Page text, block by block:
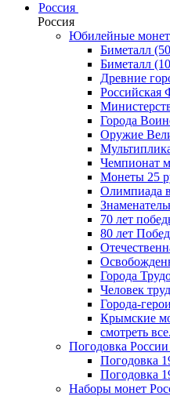
Россия
Россия
Юбилейные
Биметалл
Биметалл
Древние
Российская
Города
Оружие
Чемпионат
Монеты 25
Олимпиада
70 лет
80 лет
Города
Человек
Города-герои
Крымские
смотреть
Погодовка
Погодовка
Погодовка
Наборы монет